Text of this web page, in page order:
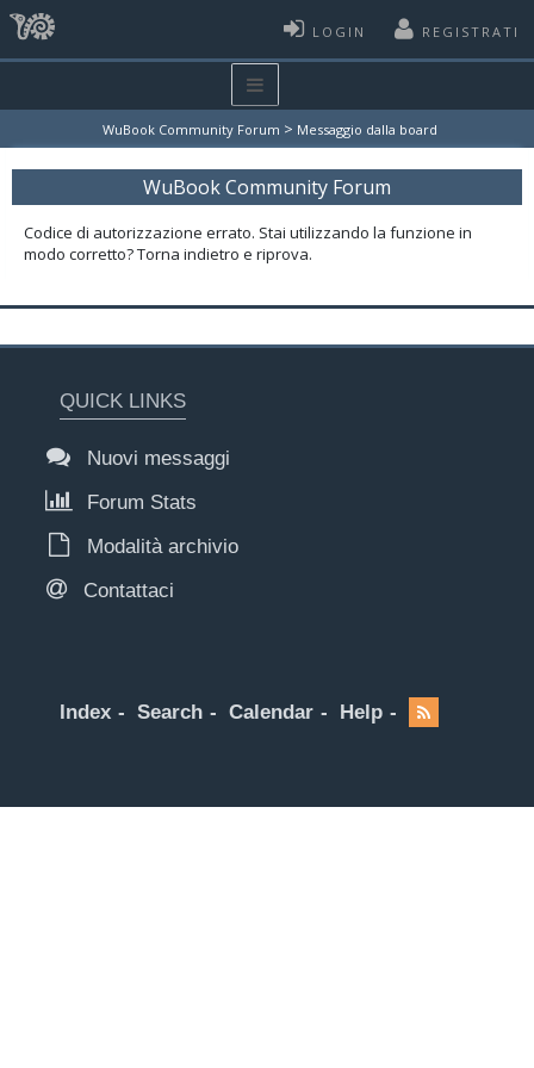
LOGIN REGISTRATI
WuBook Community Forum > Messaggio dalla board
WuBook Community Forum
Codice di autorizzazione errato. Stai utilizzando la funzione in
modo corretto? Torna indietro e riprova.
QUICK LINKS
Nuovi messaggi
Forum Stats
Modalità archivio
Contattaci
Index Search Calendar Help